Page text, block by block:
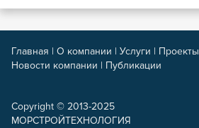
Copyright © 2013-2025
МОРСТРОЙТЕХНОЛОГИЯ
Главная | О компании | Услуги | Проекты
Новости компании | Публикации